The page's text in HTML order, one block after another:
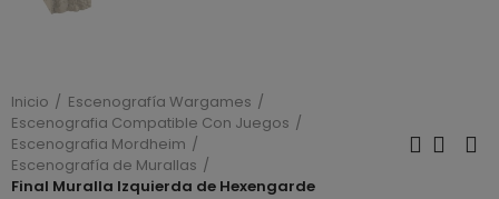
Inicio
Escenografía Wargames
Escenografia Compatible Con Juegos
Escenografia Mordheim
Escenografía de Murallas
Final Muralla Izquierda de Hexengarde